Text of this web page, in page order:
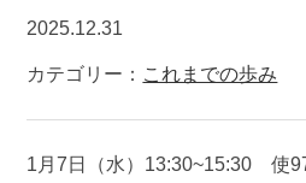
2025.12.31
カテゴリー： これまでの歩み
1月7日（水）13:30~15:30 使